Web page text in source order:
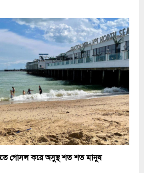
গোসল করে অসুস্থ শত শত মানুষ